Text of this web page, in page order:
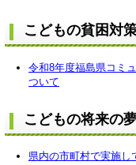
こどもの貧困対
令和8年度福島県コミ
ついて
こどもの将来の
県内の市町村で実施し